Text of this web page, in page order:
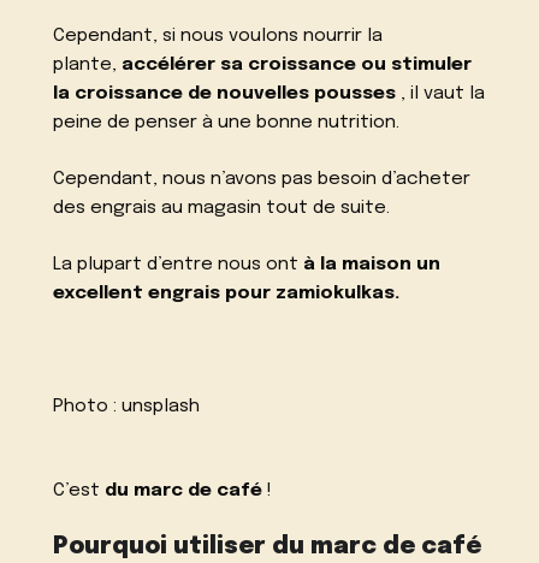
Cependant, si nous voulons nourrir la
plante, accélérer sa croissance ou stimuler
la croissance de nouvelles pousses , il vaut la
peine de penser à une bonne nutrition.
Cependant, nous n’avons pas besoin d’acheter
des engrais au magasin tout de suite.
La plupart d’entre nous ont à la maison un
excellent engrais pour zamiokulkas.
Photo :unsplash
C’est du marc de café !
Pourquoi utiliser du marc de café